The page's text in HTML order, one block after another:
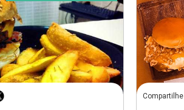
Compartilhe